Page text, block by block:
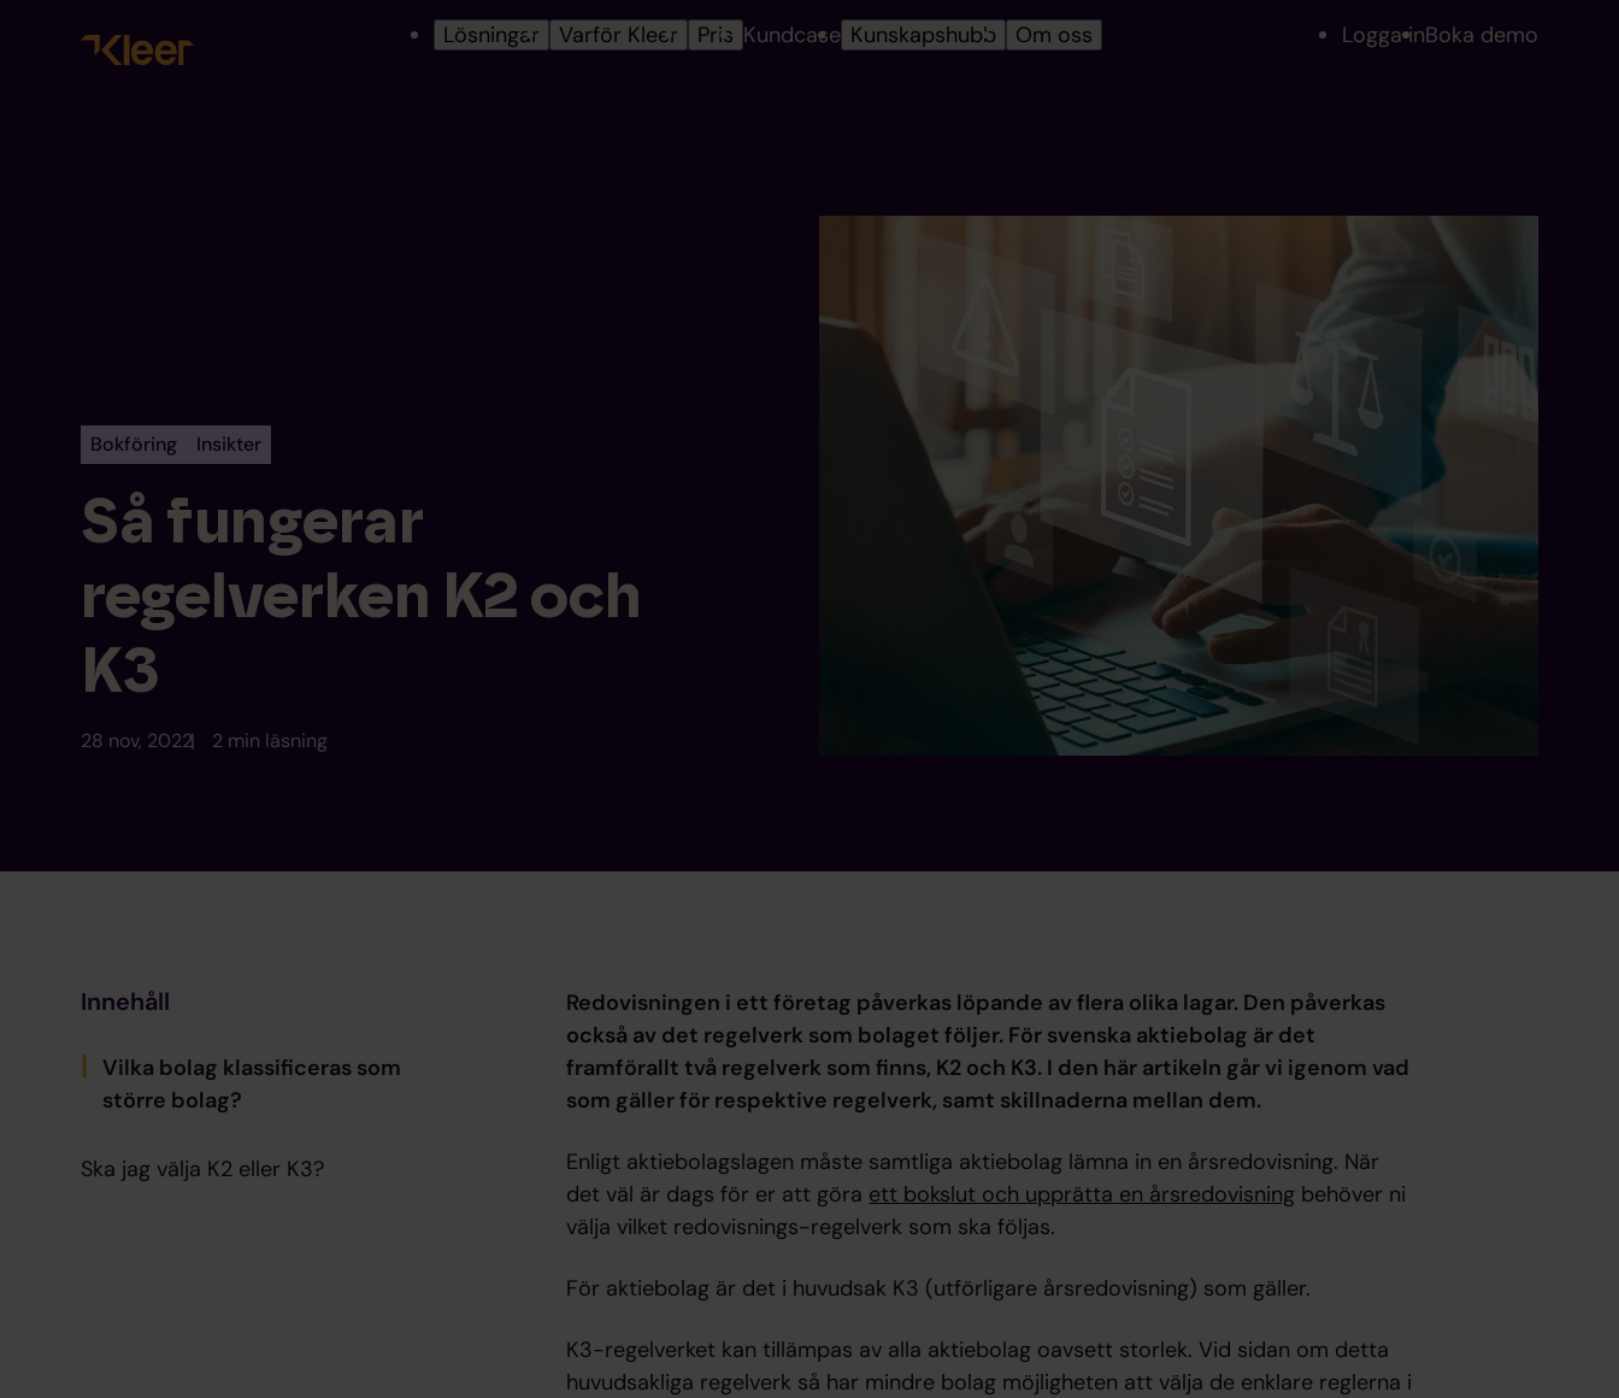
Lösningar Varför Kleer Pris Kundcase Kunskapshubb Om oss Logga inBoka demo
Bokföring Insikter
Så fungerar
regelverken K2 och
K3
28 nov, 2022 2 min läsning
Innehåll
Vilka bolag klassificeras som
större bolag?
Ska jag välja K2 eller K3?
Redovisningen i ett företag påverkas löpande av flera olika lagar. Den påverkas
också av det regelverk som bolaget följer. För svenska aktiebolag är det
framförallt två regelverk som finns, K2 och K3. I den här artikeln går vi igenom vad
som gäller för respektive regelverk, samt skillnaderna mellan dem.
Enligt aktiebolagslagen måste samtliga aktiebolag lämna in en årsredovisning. När
det väl är dags för er att göra ett bokslut och upprätta en årsredovisning behöver ni
välja vilket redovisnings-regelverk som ska följas.
För aktiebolag är det i huvudsak K3 (utförligare årsredovisning) som gäller.
K3-regelverket kan tillämpas av alla aktiebolag oavsett storlek. Vid sidan om detta
huvudsakliga regelverk så har mindre bolag möjligheten att välja de enklare reglerna i